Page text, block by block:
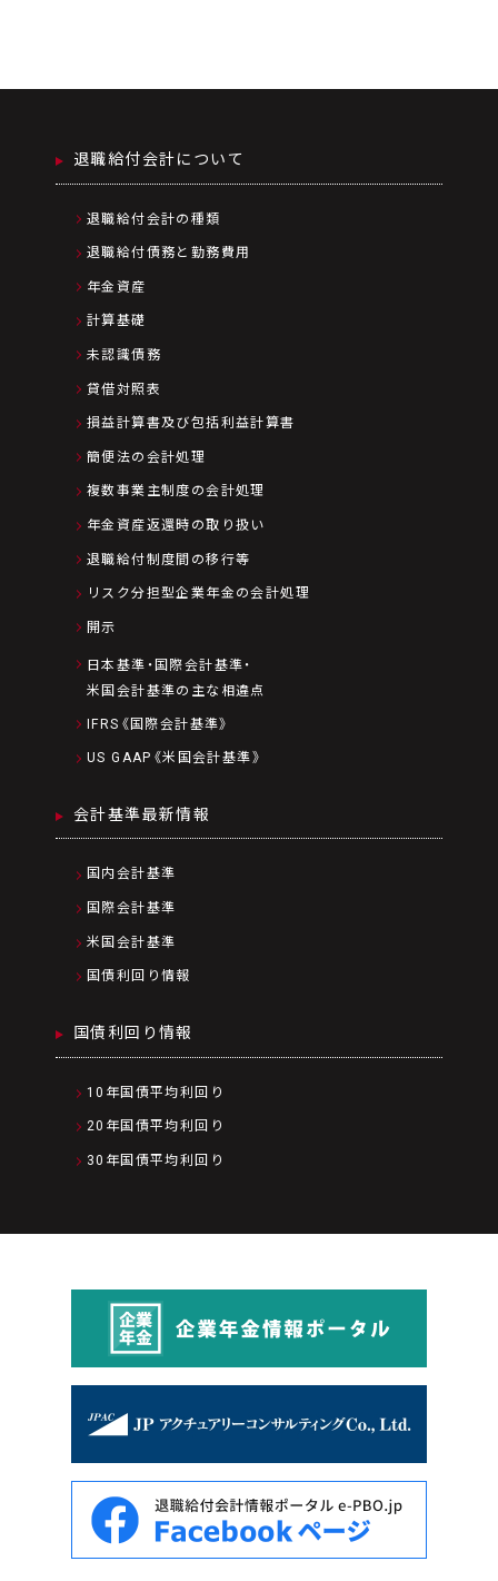
退職給付会計について
退職給付会計の種類
退職給付債務と勤務費用
年金資産
計算基礎
未認識債務
貸借対照表
損益計算書及び包括利益計算書
簡便法の会計処理
複数事業主制度の会計処理
年金資産返還時の取り扱い
退職給付制度間の移行等
リスク分担型企業年金の会計処理
開示
日本基準・国際会計基準・
米国会計基準の主な相違点
IFRS《国際会計基準》
US GAAP《米国会計基準》
会計基準最新情報
国内会計基準
国際会計基準
米国会計基準
国債利回り情報
国債利回り情報
10年国債平均利回り
20年国債平均利回り
30年国債平均利回り